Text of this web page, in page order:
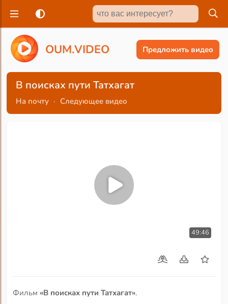
OUM.VIDEO Предложить видео
В поисках пути Татхагат
На почту · Следующее видео
49:46
Фильм «В поисках пути Татхагат».